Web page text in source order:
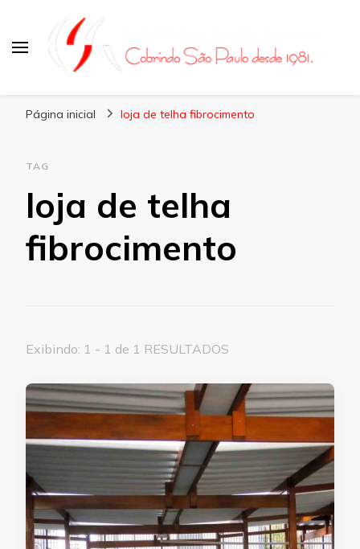
Página inicial loja de telha fibrocimento
TAG
loja de telha
fibrocimento
Exibindo: 1 - 1 de 1 RESULTADOS